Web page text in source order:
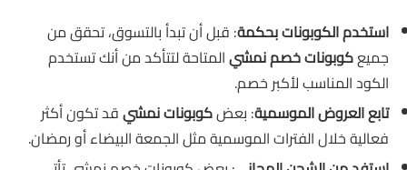
استخدم الكوبونات بحكمة: قبل أن تبدأ بالتسوق، تحقق من
جميعكوبونات خصم نمشيالمتاحة لتتأكد من أنك تستخدم
الكود المناسب لأكبر خصم.
تابع العروض الموسمية: بعضكوبونات نمشيقد تكون أكثر
فعالية خلال الفترات الموسمية مثل الجمعة البيضاء أو رمضان.